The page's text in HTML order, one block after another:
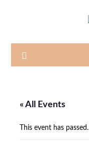
« All Events
This event has passed.